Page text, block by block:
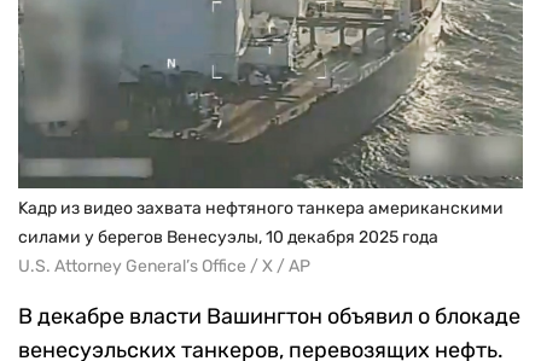
Kадр из видео захвата нефтяного танкера американскими
силами у берегов Венесуэлы, 10 декабря 2025 года
U.S. Attorney General’s Office / X / AP
В декабре власти Вашингтон объявил о блокаде
венесуэльских танкеров, перевозящих нефть.